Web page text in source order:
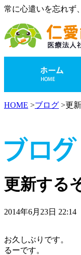
常に心遣いを忘れず
HOME >ブログ >更
更新する
2014年6月23日 22:14
お久しぶりです。
るーです。